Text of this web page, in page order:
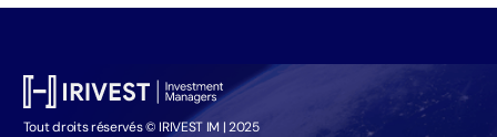
Tout droits réservés © IRIVEST IM | 2025